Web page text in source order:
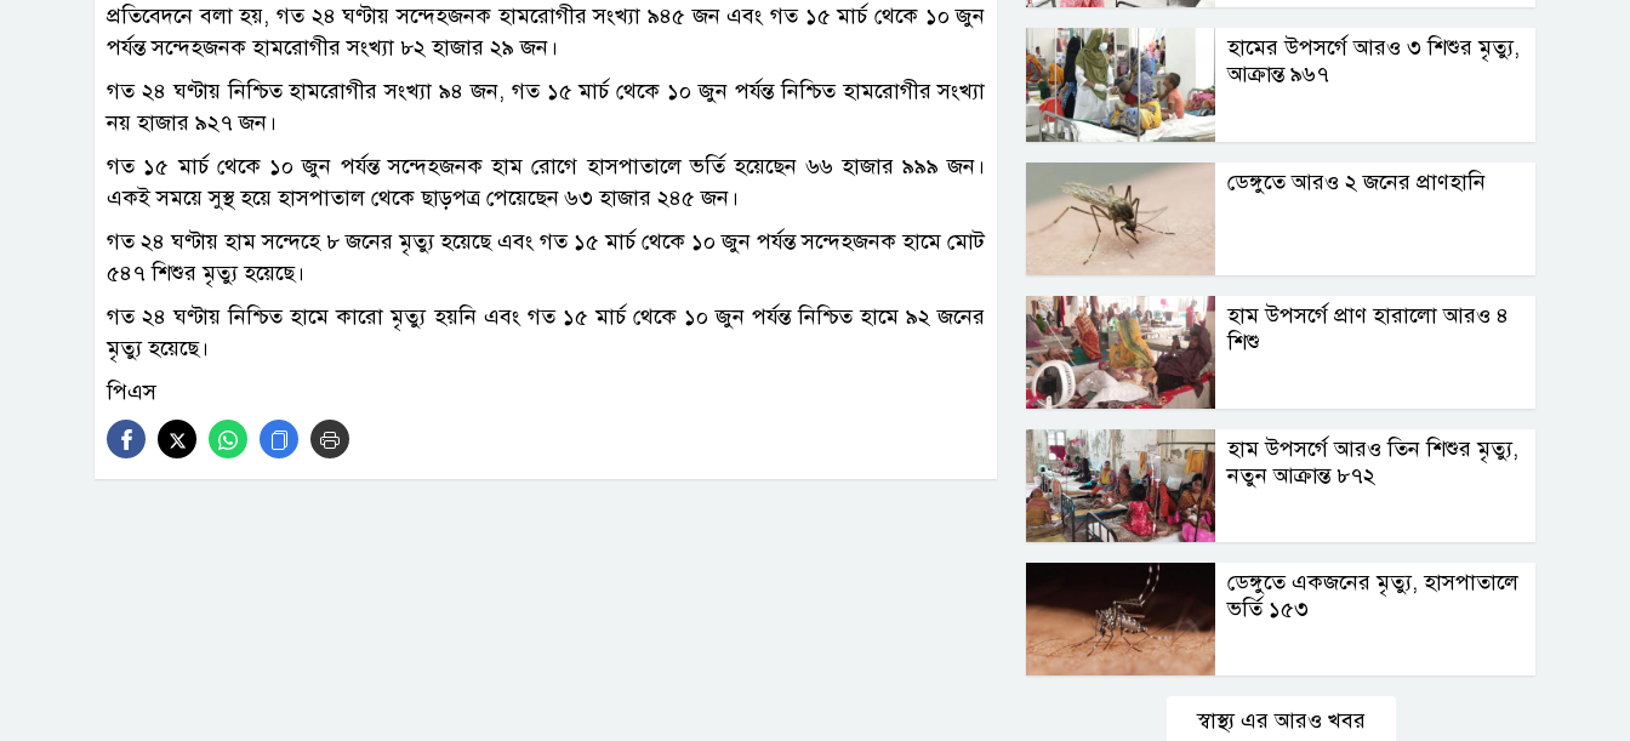
প্রতিবেদনে বলা হয়, গত ২৪ ঘণ্টায় সন্দেহজনক হামরোগীর সংখ্যা ৯৪৫ জন এবং গত ১৫ মার্চ থেকে ১০ জুন
পর্যন্ত সন্দেহজনক হামরোগীর সংখ্যা ৮২ হাজার ২৯ জন।
গত ২৪ ঘণ্টায় নিশ্চিত হামরোগীর সংখ্যা ৯৪ জন, গত ১৫ মার্চ থেকে ১০ জুন পর্যন্ত নিশ্চিত হামরোগীর সংখ্যা
নয় হাজার ৯২৭ জন।
গত ১৫ মার্চ থেকে ১০ জুন পর্যন্ত সন্দেহজনক হাম রোগে হাসপাতালে ভর্তি হয়েছেন ৬৬ হাজার ৯৯৯ জন।
একই সময়ে সুস্থ হয়ে হাসপাতাল থেকে ছাড়পত্র পেয়েছেন ৬৩ হাজার ২৪৫ জন।
গত ২৪ ঘণ্টায় হাম সন্দেহে ৮ জনের মৃত্যু হয়েছে এবং গত ১৫ মার্চ থেকে ১০ জুন পর্যন্ত সন্দেহজনক হামে মোট
৫৪৭ শিশুর মৃত্যু হয়েছে।
গত ২৪ ঘণ্টায় নিশ্চিত হামে কারো মৃত্যু হয়নি এবং গত ১৫ মার্চ থেকে ১০ জুন পর্যন্ত নিশ্চিত হামে ৯২ জনের
মৃত্যু হয়েছে।
পিএস
হামের উপসর্গে আরও ৩ শিশুর মৃত্যু,
আক্রান্ত ৯৬৭
ডেঙ্গুতে আরও ২ জনের প্রাণহানি
হাম উপসর্গে প্রাণ হারালো আরও ৪
শিশু
হাম উপসর্গে আরও তিন শিশুর মৃত্যু,
নতুন আক্রান্ত ৮৭২
ডেঙ্গুতে একজনের মৃত্যু, হাসপাতালে
ভর্তি ১৫৩
স্বাস্থ্য এর আরও খবর